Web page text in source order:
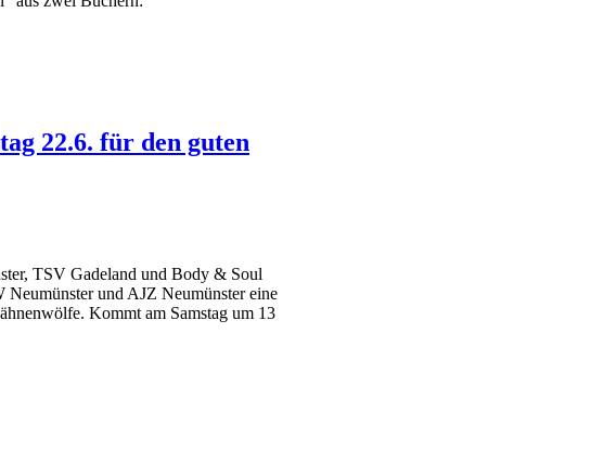
22.6. für den guten
TSV Gadeland und Body & Soul
und AJZ Neumünster eine
Kommt am Samstag um 13